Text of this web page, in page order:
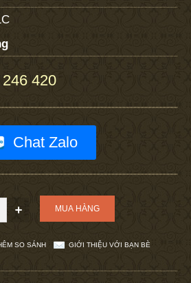
420
Chat Zalo
SO SÁNH GIỚI THIỆU VỚI BẠN BÈ